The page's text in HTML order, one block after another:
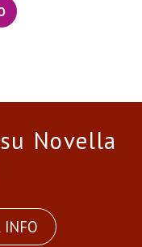
Novella
INFO